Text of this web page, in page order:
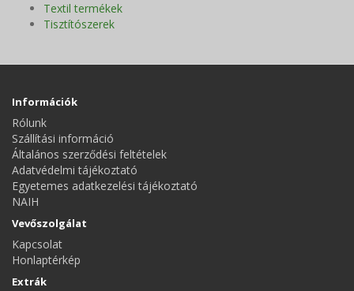
Textil termékek
Tisztítószerek
Információk
Rólunk
Szállítási információ
Általános szerződési feltételek
Adatvédelmi tájékoztató
Egyetemes adatkezelési tájékoztató
NAIH
Vevőszolgálat
Kapcsolat
Honlaptérkép
Extrák